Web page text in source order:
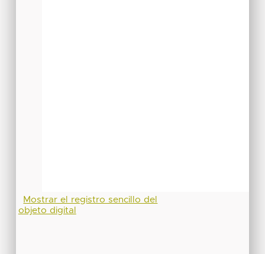
Mostrar el registro sencillo del
objeto digital